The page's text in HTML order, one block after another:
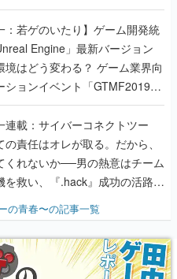
：若ゲのいたり】ゲーム開発統
Engine」最新バージョン
境はどう変わる？ ゲーム業界向
ションイベント「GTMF2019」
より理解を深めよう【PR】
連載：サイバーコネクトツー
責任はオレが取る。だから、
くれないか──男の熱意はチーム
を救い、『.hack』成功の活路を
ンプ』色だった【若ゲのいた
の青春〜の記事一覧